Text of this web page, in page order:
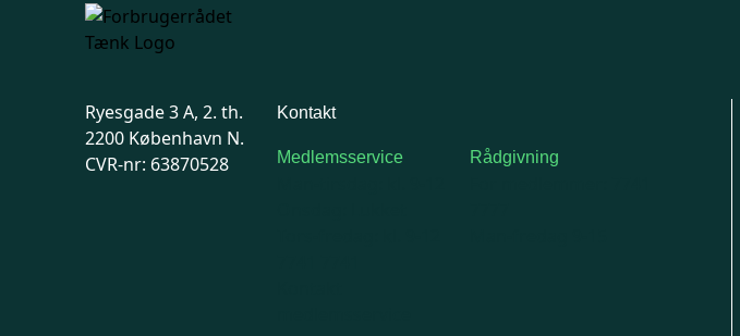
Ryesgade 3 A, 2. th.
2200 København N.
CVR-nr: 63870528
Kontakt
Medlemsservice Rådgivning